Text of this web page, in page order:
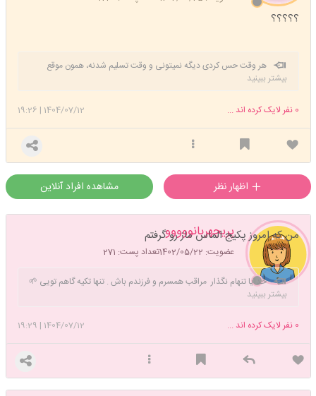
؟؟؟؟؟
هر وقت حس کردی دیگه نمیتونی و وقت تسلیم شدنه، همون موقع
است که باید باشی و قوی تر از همیشه ادامه بدی ...‌‌.
بیشتر ببینید
1404/07/12
|
19:26 0 نفر لایک کرده اند ...
مشاهده افراد آنلاین
پریچهربانووووو
عضویت: 1402/05/22 تعداد پست: 271
من که امروز پکیج الماس ماز رو گرفتم
خدایا تنهام نگذار مراقب همسرم و فرزندم باش . تنها تکیه گاهم تویی 🌱
🌱🌱🌱🌷🌷🌷🌷🌻🌻🌻🌻🌻🌻
بیشتر ببینید
1404/07/12
|
19:29 0 نفر لایک کرده اند ...